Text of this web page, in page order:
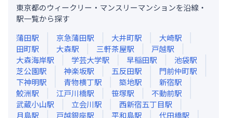
東京都のウィークリー・マンスリーマンションを沿線・
駅一覧から探す
蒲田駅 京急蒲田駅 大井町駅 大崎駅
田町駅 大森駅 三軒茶屋駅 戸越駅
大森海岸駅 学芸大学駅 早稲田駅 池袋駅
芝公園駅 神楽坂駅 五反田駅 門前仲町駅
下神明駅 青物横丁駅 築地駅 新宿駅
鮫洲駅 江戸川橋駅 笹塚駅 不動前駅
武蔵小山駅 立会川駅 西新宿五丁目駅
月島駅 戸越銀座駅 平和島駅 代田橋駅